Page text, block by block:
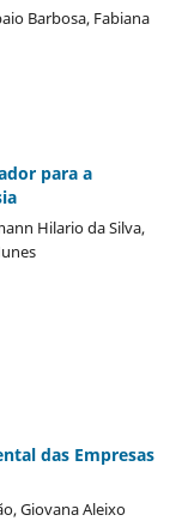
Barbosa, Fabiana
para a
Hilario da Silva,
das Empresas
Giovana Aleixo